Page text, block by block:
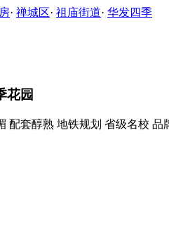
· 禅城区· 祖庙街道· 华发四季
花园
配套醇熟 地铁规划 省级名校 品